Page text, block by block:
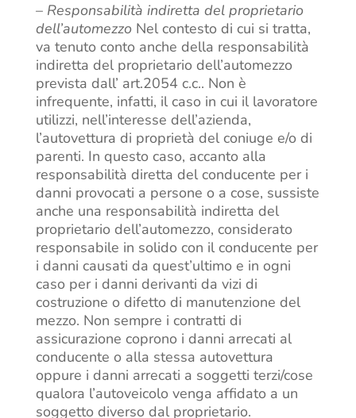
– Responsabilità indiretta del proprietario
dell’automezzoNel contesto di cui si tratta,
va tenuto conto anche della responsabilità
indiretta del proprietario dell’automezzo
prevista dall’ art.2054 c.c.. Non è
infrequente, infatti, il caso in cui il lavoratore
utilizzi, nell’interesse dell’azienda,
l’autovettura di proprietà del coniuge e/o di
parenti. In questo caso, accanto alla
responsabilità diretta del conducente per i
danni provocati a persone o a cose, sussiste
anche una responsabilità indiretta del
proprietario dell’automezzo, considerato
responsabile in solido con il conducente per
i danni causati da quest’ultimo e in ogni
caso per i danni derivanti da vizi di
costruzione o difetto di manutenzione del
mezzo. Non sempre i contratti di
assicurazione coprono i danni arrecati al
conducente o alla stessa autovettura
oppure i danni arrecati a soggetti terzi/cose
qualora l’autoveicolo venga affidato a un
soggetto diverso dal proprietario.